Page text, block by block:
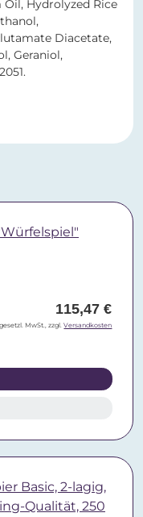
Oil, Hydrolyzed Rice
Diacetate,
Geraniol,
115,47 €
MwSt., zzgl.Versandkosten
Basic, 2-lagig,
Qualität, 250